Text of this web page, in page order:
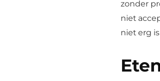
zonder
niet
niet erg